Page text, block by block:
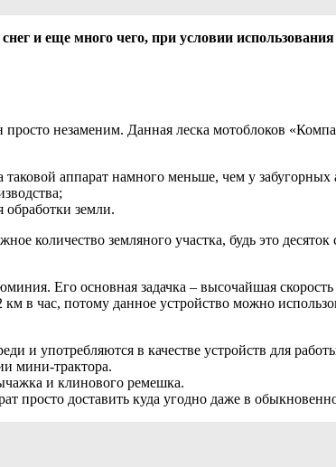
и еще много чего, при условии
незаменим. Данная леска мотоблоков
аппарат намного меньше, чем у забугорных
обработки земли.
количество земляного участка, будь это
Его основная задачка – высочайшая
в час, потому данное устройство можно
и употребляются в качестве устройств для
мини-трактора.
и клинового ремешка.
просто доставить куда угодно даже в